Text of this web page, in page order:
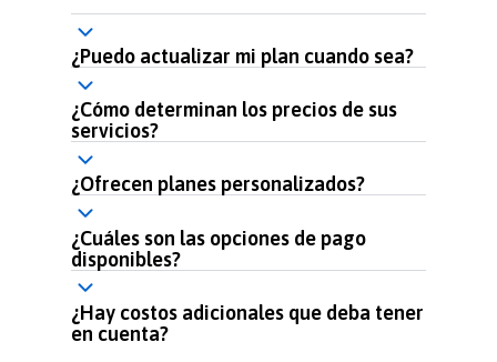
¿Puedo actualizar mi plan cuando sea?
¿Cómo determinan los precios de sus
servicios?
¿Ofrecen planes personalizados?
¿Cuáles son las opciones de pago
disponibles?
¿Hay costos adicionales que deba tener
en cuenta?